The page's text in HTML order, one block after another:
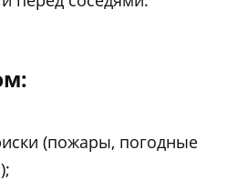
(пожары, погодные